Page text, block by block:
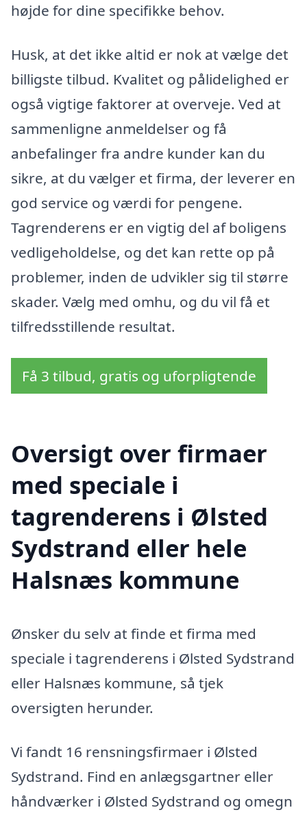
højde for dine specifikke behov.
Husk, at det ikke altid er nok at vælge det
billigste tilbud. Kvalitet og pålidelighed er
også vigtige faktorer at overveje. Ved at
sammenligne anmeldelser og få
anbefalinger fra andre kunder kan du
sikre, at du vælger et firma, der leverer en
god service og værdi for pengene.
Tagrenderens er en vigtig del af boligens
vedligeholdelse, og det kan rette op på
problemer, inden de udvikler sig til større
skader. Vælg med omhu, og du vil få et
tilfredsstillende resultat.
Få 3 tilbud, gratis og uforpligtende
Oversigt over firmaer
med speciale i
tagrenderens i Ølsted
Sydstrand eller hele
Halsnæs kommune
Ønsker du selv at finde et firma med
speciale i tagrenderens i Ølsted Sydstrand
eller Halsnæs kommune, så tjek
oversigten herunder.
Vi fandt 16 rensningsfirmaer i Ølsted
Sydstrand. Find en anlægsgartner eller
håndværker i Ølsted Sydstrand og omegn